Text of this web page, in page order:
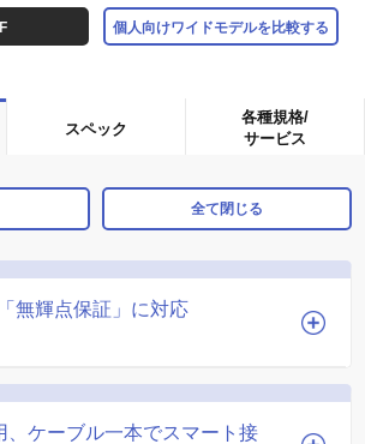
個人向けワイドモデルを比較する
スペック
各種規格/
サービス
全て閉じる
無輝点保証」に対応
、ケーブル一本でスマート接